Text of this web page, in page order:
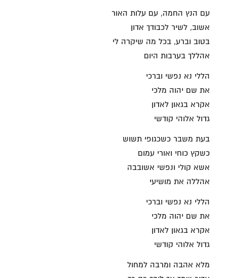
עם הנץ החמה, עם עלות האור
אשוב, לשיר לכבודך אדון
בטוב וברע, בכל מה שיקרה לי
אהללך בערבות היום
הללי נא נפשי וברכי
את שם יהוה מלכי
אקרא בגאון לאדון
גדול אלוהי קודשי
בעת משבר כשכגופי תשוש
כשקץ כוחי ואורי עמום
אשא קולי ונפשי אשובבה
אהללה את מושיעי
הללי נא נפשי וברכי
את שם יהוה מלכי
אקרא בגאון לאדון
גדול אלוהי קודשי
מלא אהבה ומרבה למחול